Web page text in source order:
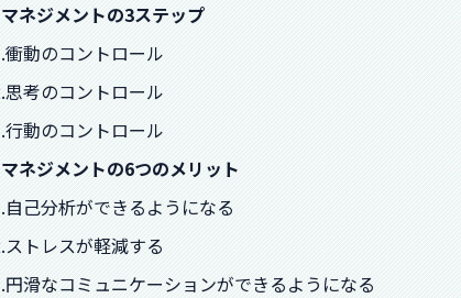
ネジメントの3ステップ
動のコントロール
考のコントロール
動のコントロール
ネジメントの6つのメリット
自己分析ができるようになる
ストレスが軽減する
円滑なコミュニケーションができるようになる